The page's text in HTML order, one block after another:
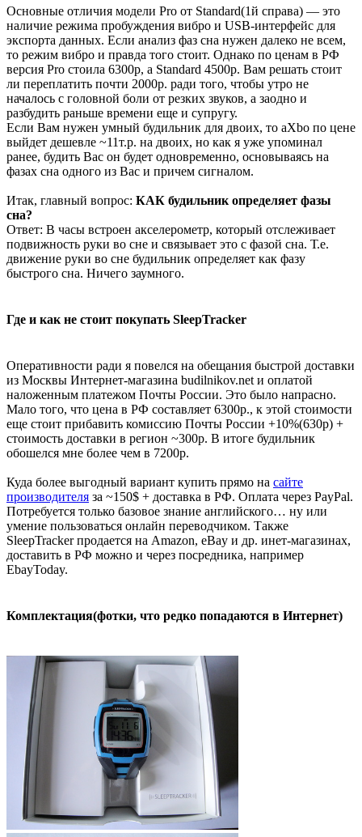
Основные отличия модели Pro от Standard(1й справа) — это
наличие режима пробуждения вибро и USB-интерфейс для
экспорта данных. Если анализ фаз сна нужен далеко не всем,
то режим вибро и правда того стоит. Однако по ценам в РФ
версия Pro стоила 6300р, а Standard 4500р. Вам решать стоит
ли переплатить почти 2000р. ради того, чтобы утро не
началось с головной боли от резких звуков, а заодно и
разбудить раньше времени еще и супругу.
Если Вам нужен умный будильник для двоих, то aXbo по цене
выйдет дешевле ~11т.р. на двоих, но как я уже упоминал
ранее, будить Вас он будет одновременно, основываясь на
фазах сна одного из Вас и причем сигналом.
Итак, главный вопрос: КАК будильник определяет фазы
сна?
Ответ: В часы встроен акселерометр, который отслеживает
подвижность руки во сне и связывает это с фазой сна. Т.е.
движение руки во сне будильник определяет как фазу
быстрого сна. Ничего заумного.
Где и как не стоит покупать SleepTracker
Оперативности ради я повелся на обещания быстрой доставки
из Москвы Интернет-магазина budilnikov.net и оплатой
наложенным платежом Почты России. Это было напрасно.
Мало того, что цена в РФ составляет 6300р., к этой стоимости
еще стоит прибавить комиссию Почты России +10%(630р) +
стоимость доставки в регион ~300р. В итоге будильник
обошелся мне более чем в 7200р.
Куда более выгодный вариант купить прямо на сайте
производителя за ~150$ + доставка в РФ. Оплата через PayPal.
Потребуется только базовое знание английского… ну или
умение пользоваться онлайн переводчиком. Также
SleepTracker продается на Amazon, eBay и др. инет-магазинах,
доставить в РФ можно и через посредника, например
EbayToday.
Комплектация(фотки, что редко попадаются в Интернет)